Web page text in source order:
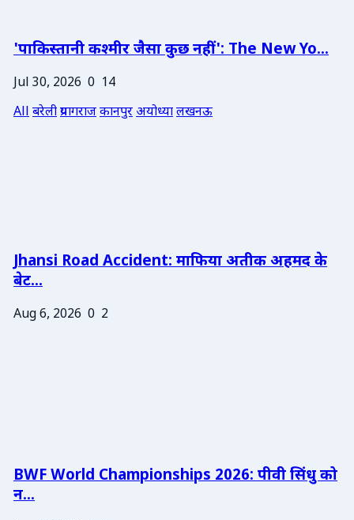
'पाकिस्तानी कश्मीर जैसा कुछ नहीं': The New Yo...
Jul 30, 2026 0 14
Allबरेलीप्रयागराजकानपुरअयोध्यालखनऊ
Jhansi Road Accident: माफिया अतीक अहमद के
बेट...
Aug 6, 2026 0 2
BWF World Championships 2026: पीवी सिंधु को
न...